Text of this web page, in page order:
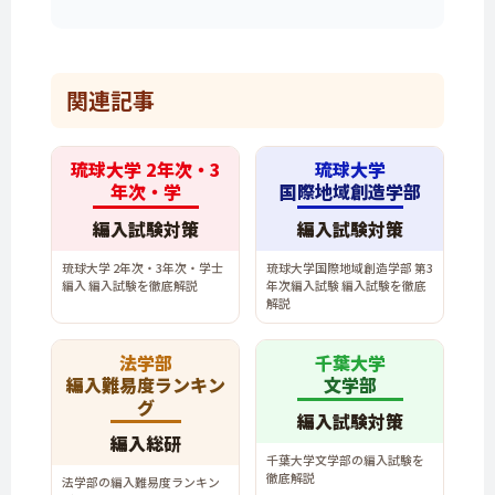
関連記事
琉球大学 2年次・3
年次・学
編入試験対策
琉球大学 2年次・3年次・学士
編入 編入試験を徹底解説
琉球大学
国際地域創造学部
編入試験対策
琉球大学国際地域創造学部 第3
年次編入試験 編入試験を徹底
解説
法学部
編入難易度ランキン
グ
編入総研
法学部の編入難易度ランキン
千葉大学
文学部
編入試験対策
千葉大学文学部の編入試験を
徹底解説